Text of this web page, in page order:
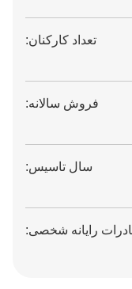
تعداد کارکنان:
فروش سالانه:
سال تاسیس:
رایانه شخصی: